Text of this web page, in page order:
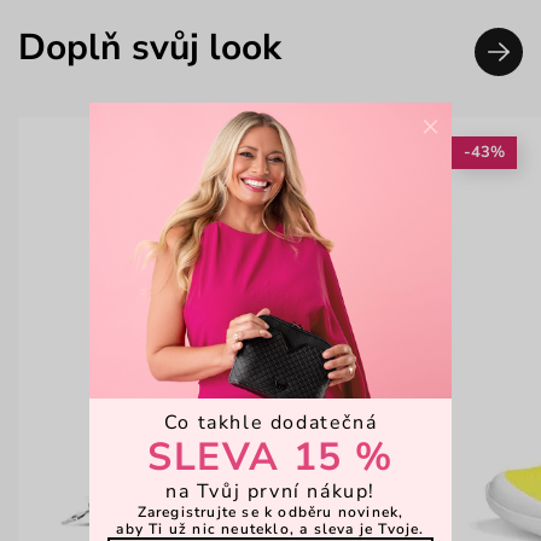
Doplň svůj look
-43%
×
Co takhle dodatečná
SLEVA 15 %
na Tvůj první nákup!
Zaregistrujte se k odběru novinek,
aby Ti už nic neuteklo, a sleva je Tvoje.